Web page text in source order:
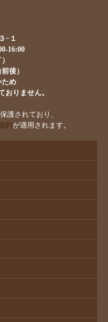
−１
16:00
後）
ため
りません。
護されており、
約が適用されます。